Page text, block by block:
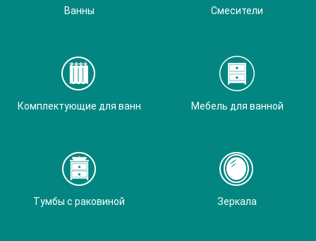
Ванны Смесители
Комплектующие для ванн Мебель для ванной
Тумбы с раковиной Зеркала